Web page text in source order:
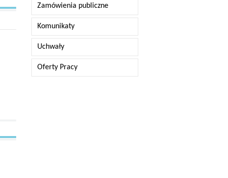
Zamówienia publiczne
Komunikaty
Uchwały
Oferty Pracy